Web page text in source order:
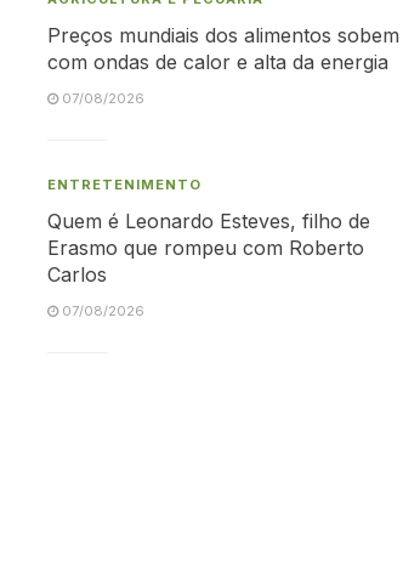
Preços mundiais dos alimentos sobem
com ondas de calor e alta da energia
07/08/2026
ENTRETENIMENTO
Quem é Leonardo Esteves, filho de
Erasmo que rompeu com Roberto
Carlos
07/08/2026